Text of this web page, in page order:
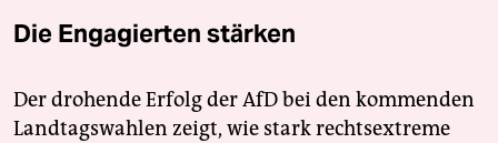
Die Engagierten stärken
Der drohende Erfolg der AfD bei den kommenden
Landtagswahlen zeigt, wie stark rechtsextreme